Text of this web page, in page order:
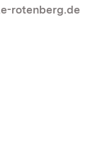
rotenberg.de